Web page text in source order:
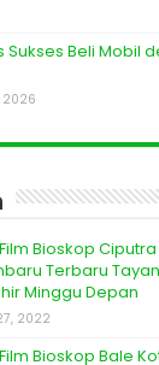
Sukses Beli Mobil
2026
Bioskop
Terbaru
Minggu Depan
2022
Bioskop Bale